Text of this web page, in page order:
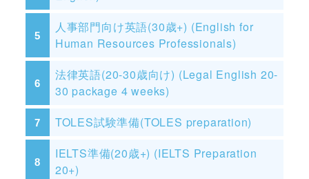
人事部門向け英語(30歳+) (English for
Human Resources Professionals)
法律英語(20-30歳向け) (Legal English 20-
30 package 4 weeks)
TOLES試験準備(TOLES preparation)
IELTS準備(20歳+) (IELTS Preparation
20+)